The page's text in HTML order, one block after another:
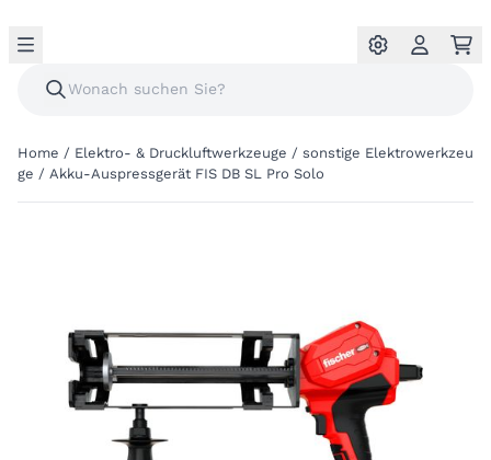
Home / Elektro- & Druckluftwerkzeuge / sonstige Elektrowerkzeu
ge / Akku-Auspressgerät FIS DB SL Pro Solo